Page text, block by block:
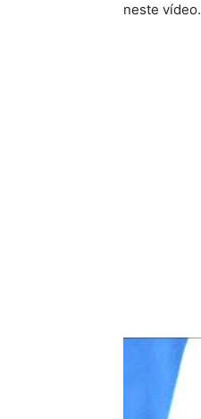
neste vídeo.